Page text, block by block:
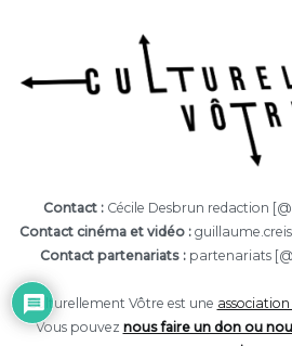
Contact :Cécile Desbrun redaction
Contact cinéma et vidéo :
Contact partenariats : partenariats
Culturellement Vôtre est une association
Vous pouvez nous faire un don ou